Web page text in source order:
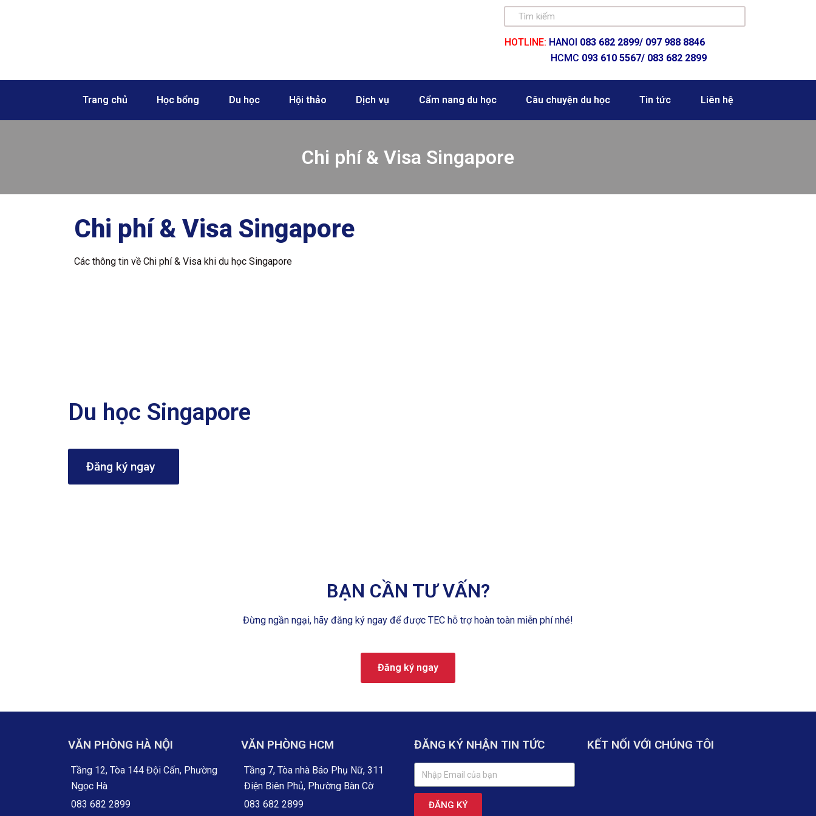
HOTLINE: HANOI 083 682 2899/ 097 988 8846
HCMC 093 610 5567/ 083 682 2899
Trang chủ Học bổng Du học Hội thảo Dịch vụ Cẩm nang du học Câu chuyện du học Tin tức Liên hệ
Chi phí & Visa Singapore
Chi phí & Visa Singapore
Các thông tin về Chi phí & Visa khi du học Singapore
Du học Singapore
Đăng ký ngay
BẠN CẦN TƯ VẤN?
Đừng ngần ngại, hãy đăng ký ngay để được TEC hỗ trợ hoàn toàn miễn phí nhé!
Đăng ký ngay
VĂN PHÒNG HÀ NỘI
Tầng 12, Tòa 144 Đội Cấn, Phường
Ngọc Hà
083 682 2899
VĂN PHÒNG HCM
Tầng 7, Tòa nhà Báo Phụ Nữ, 311
Điện Biên Phủ, Phường Bàn Cờ
083 682 2899
ĐĂNG KÝ NHẬN TIN TỨC
ĐĂNG KÝ
KẾT NỐI VỚI CHÚNG TÔI